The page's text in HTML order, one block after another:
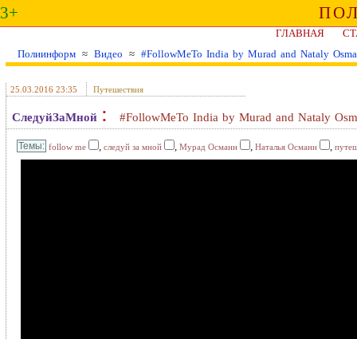
3+
ГЛАВНАЯ
Полиинформ ≈ Видео ≈ #FollowMeTo India by Murad and Nataly
25.03.2016 23:35 Путешествия
СледуйЗаМной : #FollowMeTo India by Murad and Nataly
follow me , следуй за мной , Мурад Османн , Наталья Османн ,